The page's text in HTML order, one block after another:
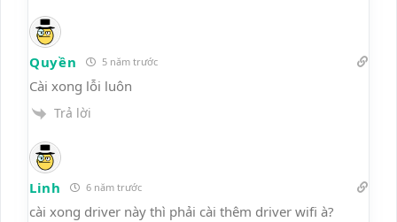
Quyền 5 năm trước
Cài xong lỗi luôn
Trả lời
Linh 6 năm trước
cài xong driver này thì phải cài thêm driver wifi à?